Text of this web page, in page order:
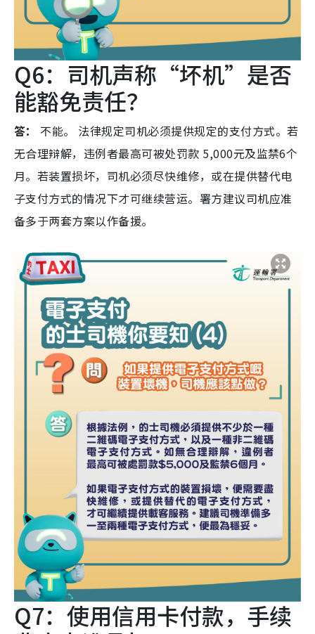
Q6：司机声称“坏机”是否
能豁免责任？
答：
不能。 法律规定司机必须提供规定的支付方式。若
无合理辩解，违例者最高可被处罚款 5,000元及监禁6个
月。若装置损坏，司机必须尽快维修，或在提供替代电
子支付方式的情况下才可继续营运。署方建议司机应准
备多于两套方案以作备援。
Q7：使用信用卡付款，手续